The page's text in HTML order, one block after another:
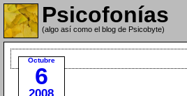
Psicofonías
(algo así como el blog de Psicobyte)
Octubre
6
2008